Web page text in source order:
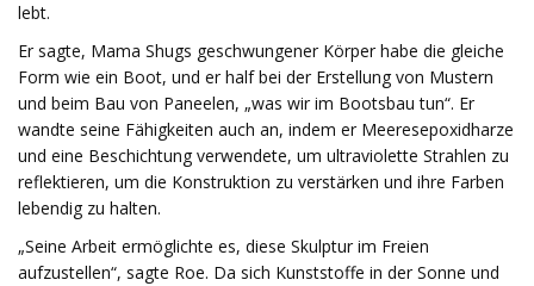
lebt.
Er sagte, Mama Shugs geschwungener Körper habe die gleiche
Form wie ein Boot, und er half bei der Erstellung von Mustern
und beim Bau von Paneelen, „was wir im Bootsbau tun“. Er
wandte seine Fähigkeiten auch an, indem er Meeresepoxidharze
und eine Beschichtung verwendete, um ultraviolette Strahlen zu
reflektieren, um die Konstruktion zu verstärken und ihre Farben
lebendig zu halten.
„Seine Arbeit ermöglichte es, diese Skulptur im Freien
aufzustellen“, sagte Roe. Da sich Kunststoffe in der Sonne und